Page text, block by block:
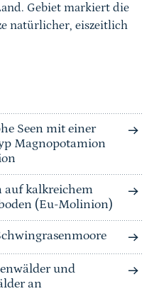
Gebiet markiert die
natürlicher, eiszeitlich
Seen mit einer
Magnopotamion
auf kalkreichem
(Eu-Molinion)
und
an